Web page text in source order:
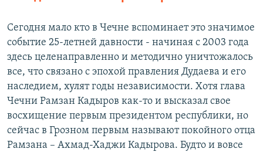
Сегодня мало кто в Чечне вспоминает это значимое
событие 25-летней давности - начиная с 2003 года
здесь целенаправленно и методично уничтожалось
все, что связано с эпохой правления Дудаева и его
наследием, хулят годы независимости. Хотя глава
Чечни Рамзан Кадыров как-то и высказал свое
восхищение первым президентом республики, но
сейчас в Грозном первым называют покойного отца
Рамзана – Ахмад-Хаджи Кадырова. Будто и вовсе